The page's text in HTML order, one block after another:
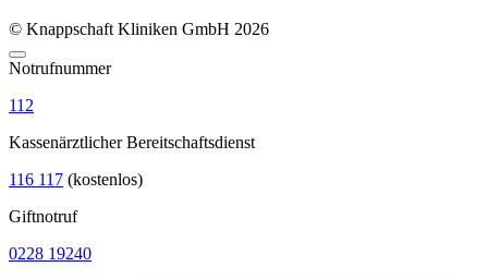
© Knappschaft Kliniken GmbH 2026
Notrufnummer
112
Kassenärztlicher Bereitschaftsdienst
116 117 (kostenlos)
Giftnotruf
0228 19240